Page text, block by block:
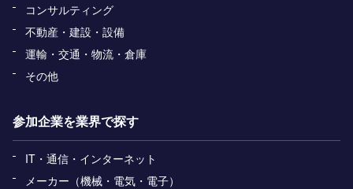
コンサルティング
不動産・建設・設備
運輸・交通・物流・倉庫
その他
参加企業を業界で探す
IT・通信・インターネット
メーカー（機械・電気・電子）